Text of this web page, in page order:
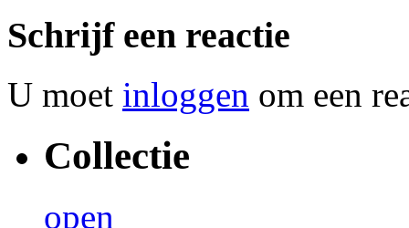
Schrijf een reactie
U moet inloggen om een
Collectie
open